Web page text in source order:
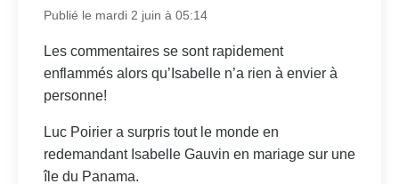
Publié le mardi 2 juin à 05:14
Les commentaires se sont rapidement
enflammés alors qu’Isabelle n’a rien à envier à
personne!
Luc Poirier a surpris tout le monde en
redemandant Isabelle Gauvin en mariage sur une
île du Panama.